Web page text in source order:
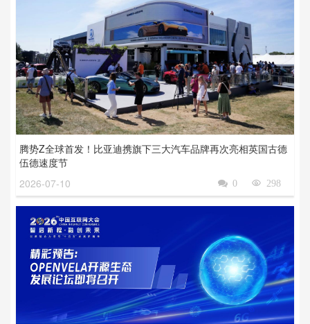
腾势Z全球首发！比亚迪携旗下三大汽车品牌再次亮相英国古德
伍德速度节
2026-07-10
298

0
